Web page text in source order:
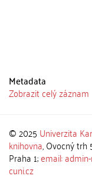
Metadata
Zobrazit celý záznam
© 2025 Univerzita
knihovna, Ovocný trh
Praha 1;email:
cuni.cz